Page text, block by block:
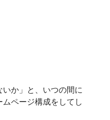
いか」と、いつの間に
ページ構成をしてし